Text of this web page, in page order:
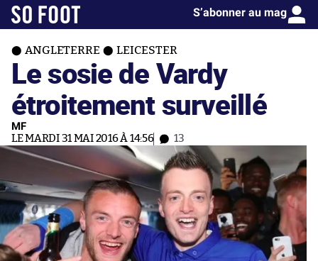
S’abonner au mag
ANGLETERRE LEICESTER
Le sosie de Vardy
étroitement surveillé
MF
LE MARDI 31 MAI 2016 À 14:56 13